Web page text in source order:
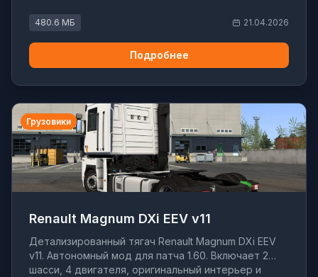
480.6 МБ 21.04.2026
Подробнее
Грузовики
Renault Magnum DXi EEV v11
Детализированный тягач Renault Magnum DXi EEV
v11. Автономный мод для патча 1.60. Включает 2
шасси, 4 двигателя, оригинальный интерьер и